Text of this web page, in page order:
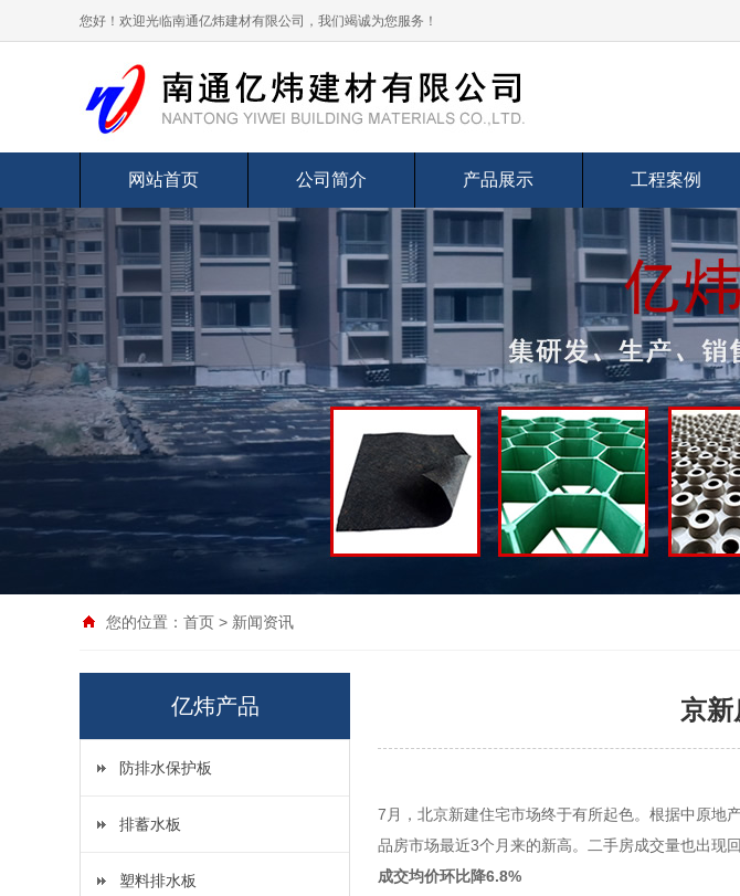
您好！欢迎光临南通亿炜建材有限公司，我们竭诚为您服务！
网站首页 公司简介 产品展示 工程案例
您的位置： 首页 > 新闻资讯
亿炜产品
防排水保护板
排蓄水板
塑料排水板
京
7月，北京新建住宅市场终于有所起色。根据中原地
品房市场最近3个月来的新高。二手房成交量也出现
成交均价环比降6.8%